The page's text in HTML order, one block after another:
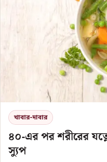
খাবার-দাবার
৪০-এর পর শরীরের
স্যুপ